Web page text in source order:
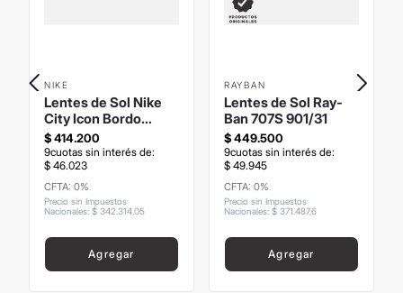
NIKE
Lentes de Sol Nike
City Icon Bordo
Cristal Brillo
$414.200
9cuotas sin interés de:
$ 46.023
CFTA: 0%
Precio sin Impuestos
Nacionales: $ 342 31405
Agregar
RAYBAN
Lentes de Sol Ray-
Ban 707S 901/31
$449.500
9cuotas sin interés de:
$ 49.945
CFTA: 0%
Precio sin Impuestos
Nacionales: $ 371 487,6
Agregar